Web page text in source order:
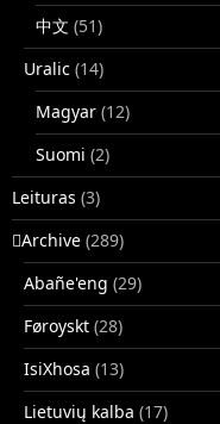
中文 (51)
Uralic (14)
Magyar (12)
Suomi (2)
Leituras (3)
􏿽Archive (289)
Abañe'eng (29)
Føroyskt (28)
IsiXhosa (13)
Lietuvių kalba (17)